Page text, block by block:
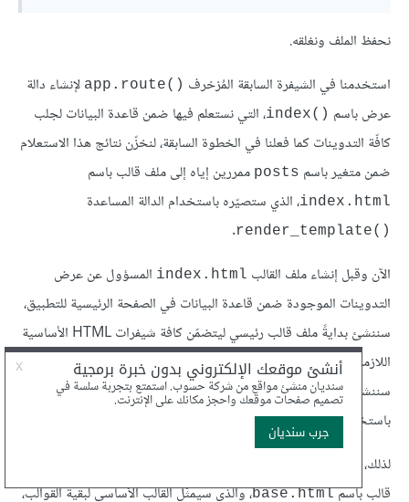
نحفظ الملف ونغلقه.
استخدمنا في الشيفرة السابقة المُزخرف ()app.route
لإنشاء دالة
عرض باسم ()index
، التي نستعلم فيها ضمن قاعدة البيانات لجلب
كافّة التدوينات كما فعلنا في الخطوة السابقة، لنخزّن نتائج هذا الاستعلام
ضمن متغير باسم posts ممررين إياه إلى ملف قالب باسم
index.html، الذي ستصيّره باستخدام الدالة المساعدة
()render_template
.
الآن وقبل إنشاء ملف القالب index.html المسؤول عن عرض
التدوينات الموجودة ضمن قاعدة البيانات في الصفحة الرئيسية للتطبيق،
سننشئ بدايةً ملف قالب رئيسي ليتضمّن كافة شيفرات HTML الأساسية
اللازمة لترثها لاحقًا القوالب الأُخرى، وهذا ما يجنبنا تكرار الشيفرات؛ ثمّ
سننشئ ملف قالب الصفحة الرئيسيةindex.htmlالمُصيّر أصلًا
باستخدام الدالة()index
لذلك، سننشئ مجلدًا للقوالب باسم
قالب باسمbase.html، والذي سيمثّل القالب الأساسي لبقية القوالب،